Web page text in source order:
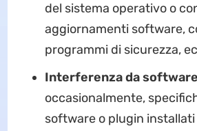
del sistema operativo o
aggiornamenti software,
programmi di sicurezza,
Interferenza da
occasionalmente,
software o plugin